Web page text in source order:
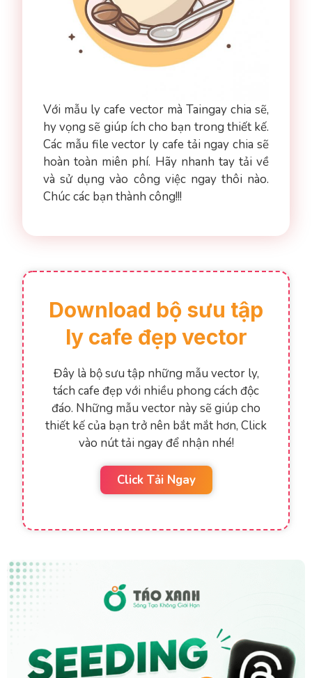
Với mẫu ly cafe vector mà Taingay chia sẽ,
hy vọng sẽ giúp ích cho bạn trong thiết kế.
Các mẫu file vector ly cafe tải ngay chia sẽ
hoàn toàn miên phí. Hãy nhanh tay tải về
và sử dụng vào công việc ngay thôi nào.
Chúc các bạn thành công!!!
Download bộ sưu tập
ly cafe đẹp vector
Đây là bộ sưu tập những mẫu vector ly,
tách cafe đẹp với nhiều phong cách độc
đáo. Những mẫu vector này sẽ giúp cho
thiết kế của bạn trở nên bắt mắt hơn, Click
vào nút tải ngay để nhận nhé!
Click Tải Ngay